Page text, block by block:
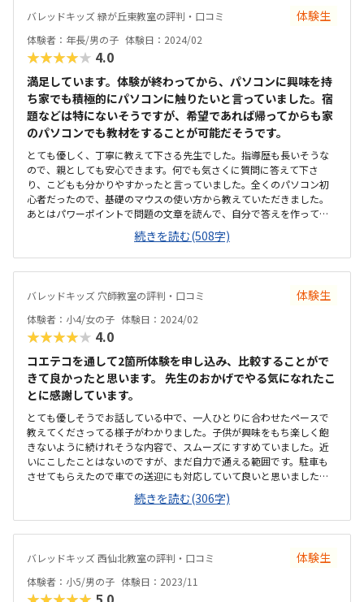
て進んで行くようだ。
バレッドキッズ 緑が丘東教室の評判・口コミ 体験生
体験者：年長/男の子 体験日：2024/02
★★★★★ 4.0
満足しています。体験が終わってから、パソコンに興味を持
ち家でも積極的にパソコンに触りたいと言っていました。宿
題などは特にないそうですが、希望であれば帰ってからも家
のパソコンでも教材をすることが可能だそうです。
とても優しく、丁寧に教えて下さる先生でした。指導歴も長いそうな
ので、親としても安心できます。何でも気さくに質問に答えて下さ
り、こどもも分かりやすかったと言っていました。全くのパソコン初
心者だったので、基礎のマウスの使い方から教えていただきました。
あとはパワーポイントで問題の文章を読んで、自分で答えを作ってい
くものなのでひらがなやカタカナが読めないと難しい内容でした。駐
車場があるので、車での送り迎えも可能です。自転車でくる生徒さん
が多いそうです。近くの交差点で事故が多いそうなので、注意です。ア
ットホームな雰囲気でした。清潔感もあり、入室前には生徒は手洗い
す。お部屋のつくりも集中できる形でした。少人数制で先生とマンツ
ーマンになる日もあるそうなので、妥当な料金だと思います。体調不
良などで授業の日にち変更をしても、特に変更料金など取られないと
ころも良いと思いました先生が一方的に授業するのではなく、こども
が自分で考えて自由にパソコンを触れるところがよかったです。教材
もその子をその子のペースによって進めるので、マイペースなうちの
子には合ってそうでした。
続きを読む(508字)
バレッドキッズ 穴師教室の評判・口コミ 体験生
体験者：小4/女の子 体験日：2024/02
★★★★★ 4.0
コエテコを通して2箇所体験を申し込み、比較することがで
きて良かったと思います。 先生のおかげでやる気になれたこ
とに感謝しています。
とても優しそうでお話している中で、一人ひとりに合わせたペースで
教えてくださってる様子がわかりました。子供が興味をもち楽しく飽
きないように続けれそうな内容で、スムーズにすすめていました。近
いにこしたことはないのですが、まだ自力で通える範囲です。駐車も
させてもらえたので車での送迎にも対応していて良いと思いました。
もう少し明るかったらいいのになとは思いました。パソコンを使用す
るので明るすぎてはだめなのでしょうか!?清潔感はありました。安くは
ないと思います。下げてもらえたら助かるのが本音です。でも仕方ない
かなと思える価格です。誠実に対応してくださり、子供のペースで進
続きを読む(306字)
バレッドキッズ 西仙北教室の評判・口コミ 体験生
体験者：小5/男の子 体験日：2023/11